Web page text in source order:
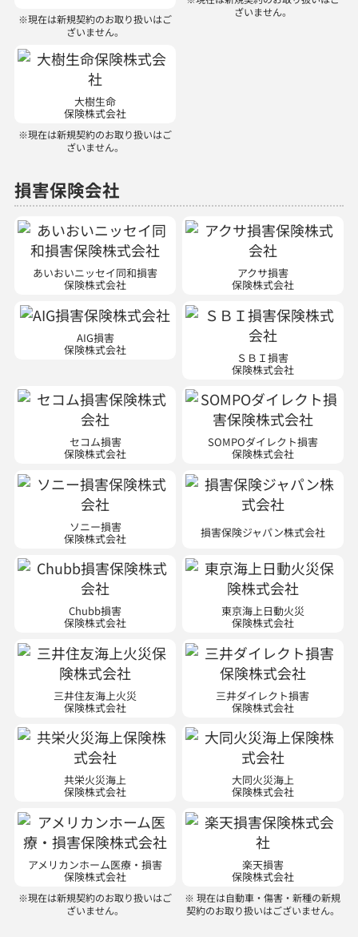
※現在は新規契約のお取り扱いはご
ざいません。
ざいません。
大樹生命
保険株式会社
※現在は新規契約のお取り扱いはご
ざいません。
損害保険会社
あいおいニッセイ同和損害
保険株式会社
アクサ損害
保険株式会社
AIG損害
保険株式会社
ＳＢＩ損害
保険株式会社
セコム損害
保険株式会社
SOMPOダイレクト損害
保険株式会社
ソニー損害
保険株式会社 損害保険ジャパン株式会社
Chubb損害
保険株式会社
東京海上日動火災
保険株式会社
三井住友海上火災
保険株式会社
三井ダイレクト損害
保険株式会社
共栄火災海上
保険株式会社
大同火災海上
保険株式会社
アメリカンホーム医療・損害
保険株式会社
※現在は新規契約のお取り扱いはご
ざいません。
楽天損害
保険株式会社
※ 現在は自動車・傷害・新種の新規
契約のお取り扱いはございません。